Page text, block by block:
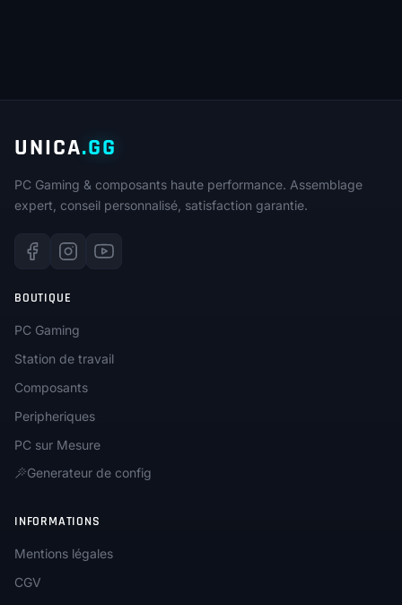
UNICA.GG
PC Gaming & composants haute performance. Assemblage
expert, conseil personnalisé, satisfaction garantie.
BOUTIQUE
PC Gaming
Station de travail
Composants
Peripheriques
PC sur Mesure
Generateur de config
INFORMATIONS
Mentions légales
CGV